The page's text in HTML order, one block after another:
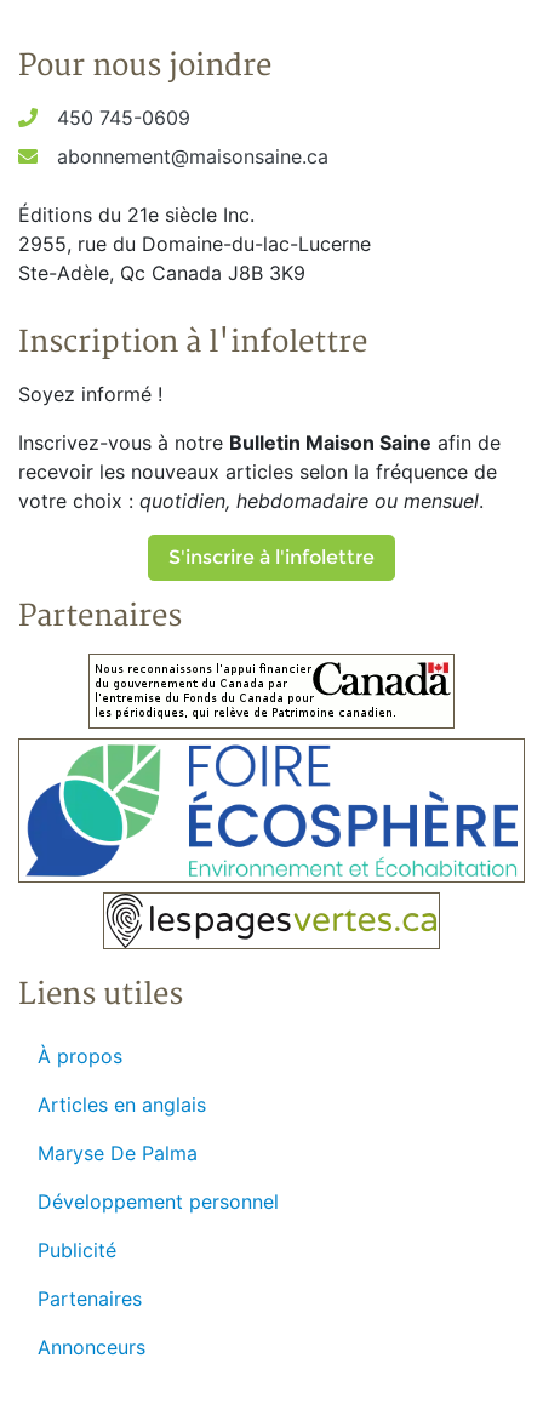
Pour nous joindre
450 745-0609
abonnement@maisonsaine.ca
Éditions du 21e siècle Inc.
2955, rue du Domaine-du-lac-Lucerne
Ste-Adèle, Qc Canada J8B 3K9
Inscription à l'infolettre
Soyez informé !
Inscrivez-vous à notre Bulletin Maison Saine afin de
recevoir les nouveaux articles selon la fréquence de
votre choix : quotidien, hebdomadaire ou mensuel.
S'inscrire à l'infolettre
Partenaires
Liens utiles
À propos
Articles en anglais
Maryse De Palma
Développement personnel
Publicité
Partenaires
Annonceurs